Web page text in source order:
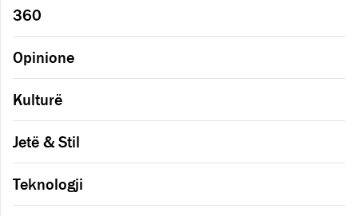
360
Opinione
Kulturë
Jetë & Stil
Teknologji